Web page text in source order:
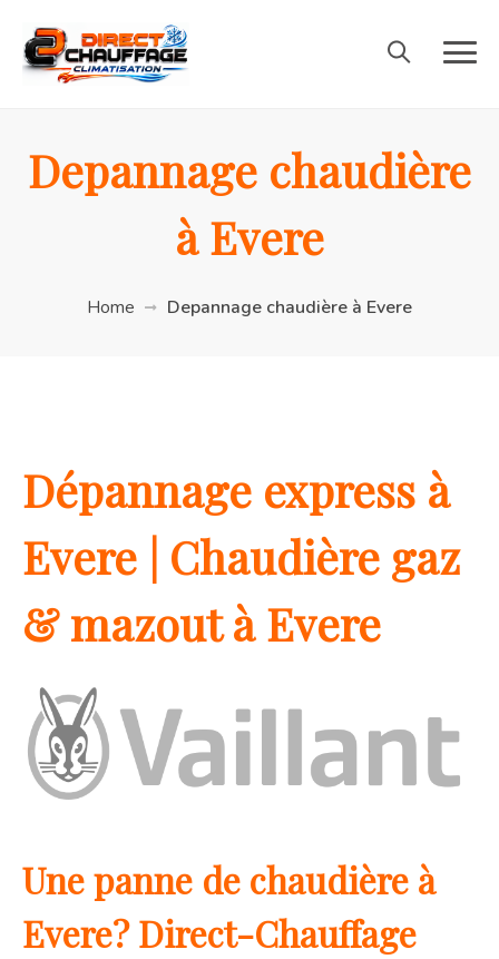
Depannage chaudière
à Evere
Home Depannage chaudière à Evere
Dépannage express à
Evere | Chaudière gaz
& mazout à Evere
Une panne de chaudière à
Evere? Direct-Chauffage